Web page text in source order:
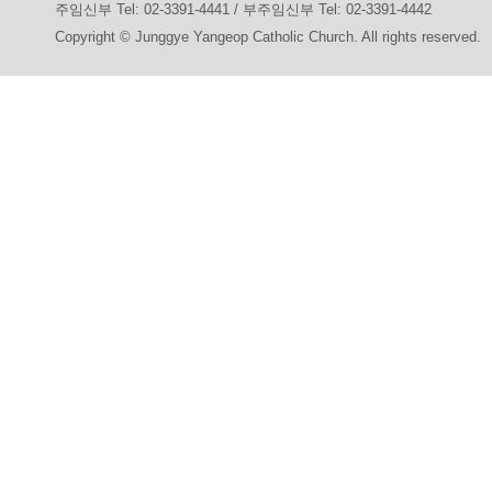
주임신부 Tel: 02-3391-4441 / 부주임신부 Tel: 02-3391-4442
Copyright © Junggye Yangeop Catholic Church. All rights reserved.